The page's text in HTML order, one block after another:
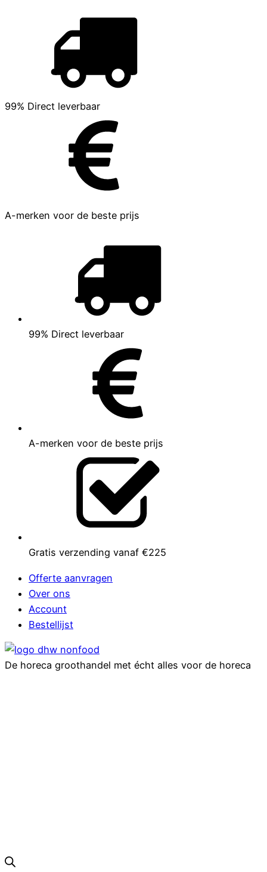
99% Direct leverbaar
A-merken voor de beste prijs
99% Direct leverbaar
A-merken voor de beste prijs
Gratis verzending vanaf €225
Offerte aanvragen
Over ons
Account
Bestellijst
De horeca groothandel met écht alles voor de horeca